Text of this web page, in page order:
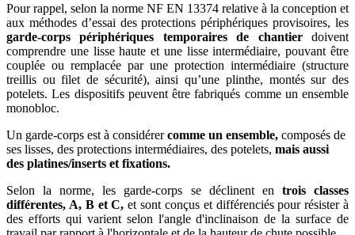
Pour rappel, selon la norme NF EN 13374 relative à la conception et
aux méthodes d’essai des protections périphériques provisoires, les
garde-corps périphériques temporaires de chantierdoivent
comprendre une lisse haute et une lisse intermédiaire, pouvant être
couplée ou remplacée par une protection intermédiaire (structure
treillis ou filet de sécurité), ainsi qu’une plinthe, montés sur des
potelets. Les dispositifs peuvent être fabriqués comme un ensemble
monobloc.
Un garde-corps est à considérercomme un ensemble, composés de
ses lisses, des protections intermédiaires, des potelets, mais aussi
des platines/inserts et fixations.
Selon la norme, les garde-corps se déclinent en trois classes
différentes, A, B et C,et sont conçus et différenciés pour résister à
des efforts qui varient selon l'angle d'inclinaison de la surface de